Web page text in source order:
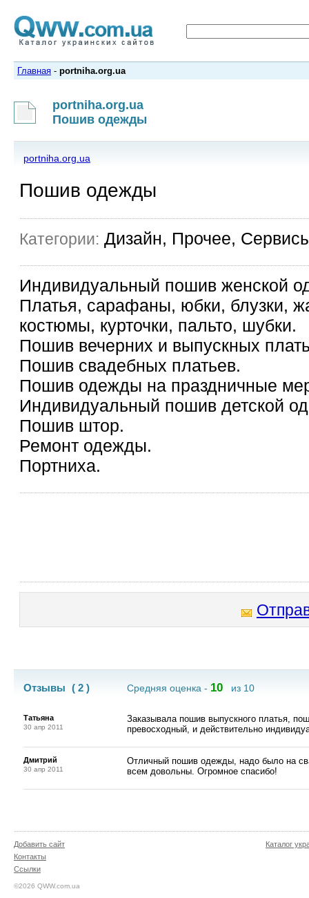
Главная - portniha.org.ua
portniha.org.ua
Пошив одежды
portniha.org.ua
Пошив одежды
Категории: Дизайн, Прочее,
Индивидуальный пошив женской
Платья, сарафаны, юбки, блузки,
костюмы, курточки, пальто, шубки.
Пошив вечерних и выпускных
Пошив свадебных платьев.
Пошив одежды на праздничные
Индивидуальный пошив детской
Пошив штор.
Ремонт одежды.
Портниха.
Отзывы ( 2 ) Средняя оценка - 10 из 10
Татьяна
30 апр 2011
Заказывала пошив выпускного платья,
превосходный, и действительно
Дмитрий
30 апр 2011
Отличный пошив одежды, надо было на
всем довольны. Огромное спасибо!
Добавить сайт
Контакты
Ссылки
©2026 QWW.com.ua
Каталог